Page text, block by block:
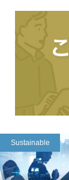
Sustainable